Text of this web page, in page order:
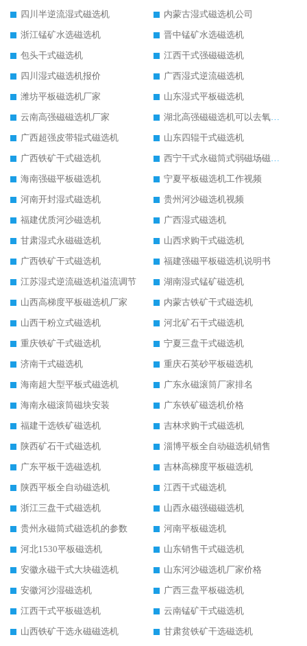
四川半逆流湿式磁选机
内蒙古湿式磁选机公司
浙江锰矿水选磁选机
晋中锰矿水选磁选机
包头干式磁选机
江西干式强磁磁选机
四川湿式磁选机报价
广西湿式逆流磁选机
潍坊平板磁选机厂家
山东湿式平板磁选机
云南高强磁磁选机厂家
湖北高强磁磁选机可以去氧化铝
广西超强皮带辊式磁选机
山东四辊干式磁选机
广西铁矿干式磁选机
西宁干式永磁筒式弱磁场磁选机结构图
海南强磁平板磁选机
宁夏平板磁选机工作视频
河南开封湿式磁选机
贵州河沙磁选机视频
福建优质河沙磁选机
广西湿式磁选机
甘肃湿式永磁磁选机
山西求购干式磁选机
广西铁矿干式磁选机
福建强磁平板磁选机说明书
江苏湿式逆流磁选机溢流调节
湖南湿式锰矿磁选机
山西高梯度平板磁选机厂家
内蒙古铁矿干式磁选机
山西干粉立式磁选机
河北矿石干式磁选机
重庆铁矿干式磁选机
宁夏三盘干式磁选机
济南干式磁选机
重庆石英砂平板磁选机
海南超大型平板式磁选机
广东永磁滚筒厂家排名
海南永磁滚筒磁块安装
广东铁矿磁选机价格
福建干选铁矿磁选机
吉林求购干式磁选机
陕西矿石干式磁选机
淄博平板全自动磁选机销售
广东平板干选磁选机
吉林高梯度平板磁选机
陕西平板全自动磁选机
江西干式磁选机
浙江三盘干式磁选机
山西永磁强磁磁选机
贵州永磁筒式磁选机的参数
河南平板磁选机
河北1530平板磁选机
山东销售干式磁选机
安徽永磁干式大块磁选机
山东河沙磁选机厂家价格
安徽河沙湿磁选机
广西三盘平板磁选机
江西干式平板磁选机
云南锰矿干式磁选机
山西铁矿干选永磁磁选机
甘肃贫铁矿干选磁选机